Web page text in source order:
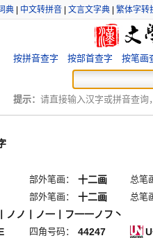
典 中文转拼音 文言文字典 繁体字转
按拼音查字 按部首查字 按笔画
提示： 请直接输入汉字或拼音查询
部外笔画： 十二画
总笔
部外笔画： 十二画
总笔
ノノ丨ノ一丨フ一一ノフ丶
四角号码： 44247